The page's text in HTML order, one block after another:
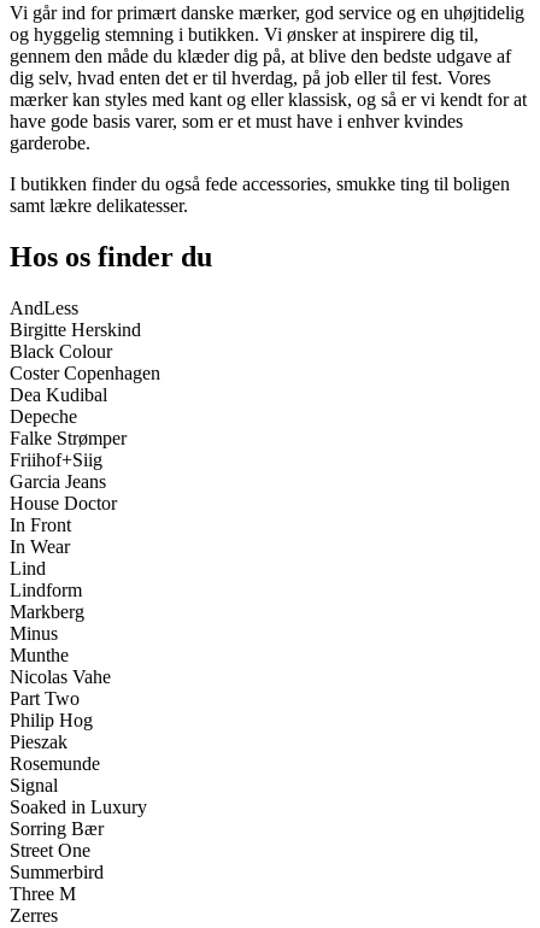
Vi går ind for primært danske mærker, god service og en uhøjtidelig
og hyggelig stemning i butikken. Vi ønsker at inspirere dig til,
gennem den måde du klæder dig på, at blive den bedste udgave af
dig selv, hvad enten det er til hverdag, på job eller til fest. Vores
mærker kan styles med kant og eller klassisk, og så er vi kendt for at
have gode basis varer, som er et must have i enhver kvindes
garderobe.
I butikken finder du også fede accessories, smukke ting til boligen
samt lækre delikatesser.
Hos os finder du
AndLess
Birgitte Herskind
Black Colour
Coster Copenhagen
Dea Kudibal
Depeche
Falke Strømper
Friihof+Siig
Garcia Jeans
House Doctor
In Front
In Wear
Lind
Lindform
Markberg
Minus
Munthe
Nicolas Vahe
Part Two
Philip Hog
Pieszak
Rosemunde
Signal
Soaked in Luxury
Sorring Bær
Street One
Summerbird
Three M
Zerres